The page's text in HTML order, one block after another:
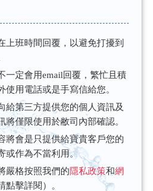
上班時間回覆，以避免打擾到
一定會用email回覆，繁忙且積
使用電話或是手寫信給您。
給第三方提供您的個人資訊及
將僅限使用於敝司內部確認。
將會是只提供給寶貴客戶您的
或作為不當利用。
嚴格按照我們的隱私政策和網
點擊詳閱）。